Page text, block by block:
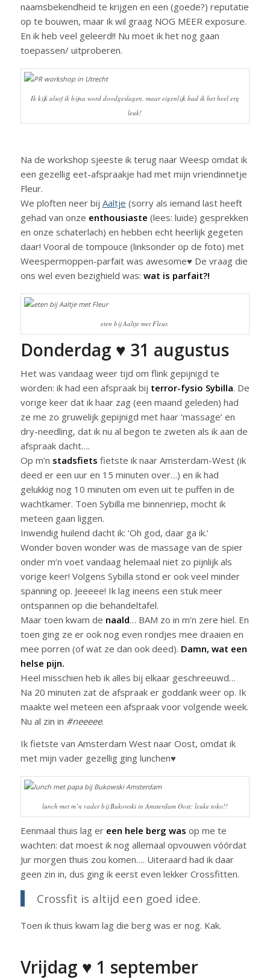
naamsbekendheid te krijgen en een (goede?) reputatie
op te bouwen, maar ik wil graag NOG MEER exposure.
En ik heb veel geleerd!! Nu moet ik het nog gaan
toepassen/ uitproberen.
Ik kijk alsof ik bijna word doodgeslagen, maar eigenlijk had ik het heel erg
leuk!
Na de workshop sjeeste ik terug naar Weesp omdat ik
een gezellig eet-afspraakje had met mijn vriendinnetje
Fleur.
We ploften neer bij Aaltje (sorry als iemand last heeft
gehad van onze enthousiaste (lees: luide) gesprekken
en onze schaterlach) en hebben echt heerlijk gegeten
daar! Vooral de tompouce (linksonder op de foto) met
Weespermoppen-parfait was awesome♥ De vraag die
ons wel even bezighield was: wat is parfait?!
eten bij Aaltje met Fleur.
Donderdag ♥ 31 augustus
Het was vandaag weer tijd om flink gepijnigd te
worden: ik had een afspraak bij terror-fysio Sybilla. De
vorige keer dat ik haar zag (een maand geleden) had
ze me zo gruwelijk gepijnigd met haar ‘massage’ en
dry-needling, dat ik nu al begon te zweten als ik aan de
afspraak dacht….
Op m’n stadsfiets fietste ik naar Amsterdam-West (ik
deed er een uur en 15 minuten over…) en ik had
gelukkig nog 10 minuten om even uit te puffen in de
wachtkamer. Toen Sybilla me binnenriep, mocht ik
meteen gaan liggen.
Inwendig huilend dacht ik: ‘Oh god, daar ga ik.’
Wonder boven wonder was de massage van de spier
onder m’n voet vandaag helemaal niet zo pijnlijk als
vorige keer! Volgens Sybilla stond er ook veel minder
spanning op. Jeeeee! Ik lag ineens een stuk meer
ontspannen op die behandeltafel.
Maar toen kwam de naald… BAM zo in m’n zere hiel. En
toen ging ze er ook nog even rondjes mee draaien en
mee porren (of wat ze dan ook deed). Damn, wat een
helse pijn.
Heel misschien heb ik alles bij elkaar geschreeuwd…
Na 20 minuten zat de afspraak er goddank weer op. Ik
maakte wel meteen een afspraak voor volgende week.
Nu al zin in #neeeee.
Ik fietste van Amsterdam West naar Oost, omdat ik
met mijn vader gezellig ging lunchen♥
lunch met m’n vader bij Bukowski in Amsterdam Oost: leuke toko!!
Eenmaal thuis lag er een hele berg was op me te
wachten: dat moest ik nog allemaal opvouwen vóórdat
Jur morgen thuis zou komen…. Uiteraard had ik daar
geen zin in, dus ging ik eerst even lekker Crossfitten.
Crossfit is altijd een goed idee.
Toen ik thuis kwam lag die berg was er nog. Kak.
Vrijdag ♥ 1 september